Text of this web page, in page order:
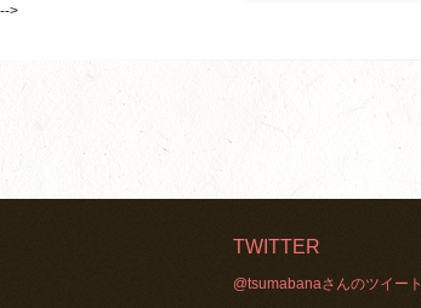
-->
TWITTER
@tsumabanaさんのツイート